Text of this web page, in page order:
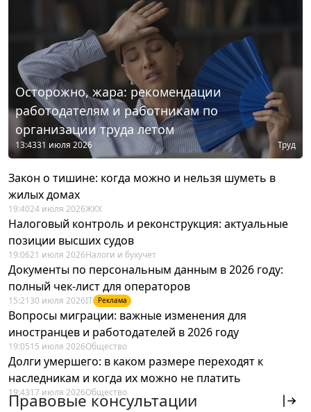
Осторожно, жара: рекомендации
работодателям и работникам по
организации труда летом
13:4331 июля 2026 Труд
Закон о тишине: когда можно и нельзя шуметь в
жилых домах
19:4024 июля 2026ЖКХ
Налоговый контроль и реконструкция: актуальные
позиции высших судов
19:0621 июля 2026Налоги и бухучет
Документы по персональным данным в 2026 году:
полный чек-лист для операторов
15:21 30 июля 2026IT Реклама
Вопросы миграции: важные изменения для
иностранцев и работодателей в 2026 году
19:0515 июля 2026Общество
Долги умершего: в каком размере переходят к
наследникам и когда их можно не платить
19:4317 июля 2026Общество
Правовые консультации